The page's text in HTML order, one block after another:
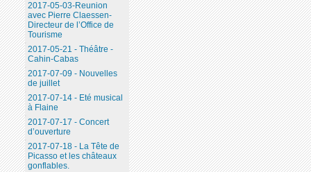
2017-05-03-Reunion
avec Pierre Claessen-
Directeur de l’Office de
Tourisme
2017-05-21 - Théâtre -
Cahin-Cabas
2017-07-09 - Nouvelles
de juillet
2017-07-14 - Eté musical
à Flaine
2017-07-17 - Concert
d’ouverture
2017-07-18 - La Tête de
Picasso et les châteaux
gonflables.